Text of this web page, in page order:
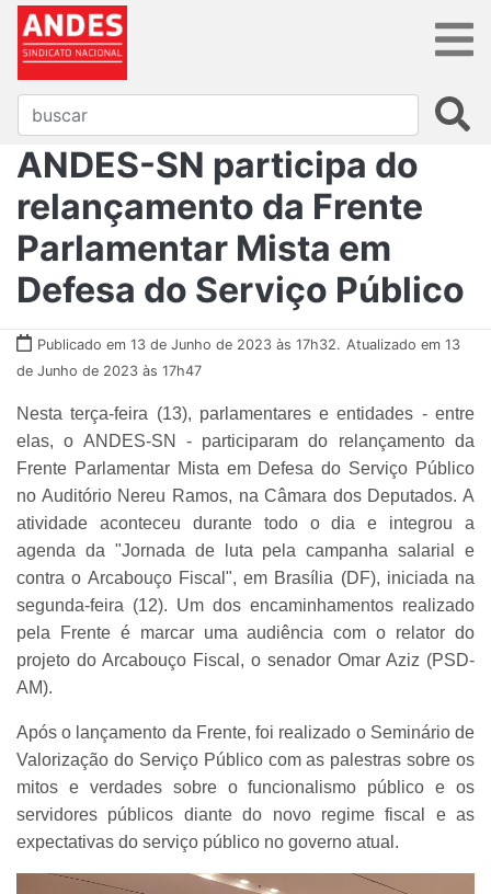
ANDES-SN participa do
relançamento da Frente
Parlamentar Mista em
Defesa do Serviço Público
Publicado em 13 de Junho de 2023 às 17h32. Atualizado em 13
de Junho de 2023 às 17h47
Nesta terça-feira (13), parlamentares e entidades - entre
elas, o ANDES-SN - participaram do relançamento da
Frente Parlamentar Mista em Defesa do Serviço Público
no Auditório Nereu Ramos, na Câmara dos Deputados. A
atividade aconteceu durante todo o dia e integrou a
agenda da "Jornada de luta pela campanha salarial e
contra o Arcabouço Fiscal", em Brasília (DF), iniciada na
segunda-feira (12). Um dos encaminhamentos realizado
pela Frente é marcar uma audiência com o relator do
projeto do Arcabouço Fiscal, o senador Omar Aziz (PSD-
AM).
Após o lançamento da Frente, foi realizado o Seminário de
Valorização do Serviço Público com as palestras sobre os
mitos e verdades sobre o funcionalismo público e os
servidores públicos diante do novo regime fiscal e as
expectativas do serviço público no governo atual.